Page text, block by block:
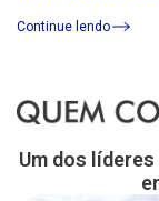
Continue lendo
Um dos